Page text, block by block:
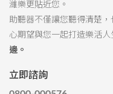
濰樂更貼近您。
助聽器不僅讓您聽得清楚
心期望與您一起打造樂活人
邊。
立即諮詢